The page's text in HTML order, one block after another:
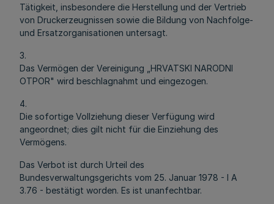
Tätigkeit, insbesondere die Herstellung und der Vertrieb
von Druckerzeugnissen sowie die Bildung von Nachfolge-
und Ersatzorganisationen untersagt.
3.
Das Vermögen der Vereinigung „HRVATSKI NARODNI
OTPOR" wird beschlagnahmt und eingezogen.
4.
Die sofortige Vollziehung dieser Verfügung wird
angeordnet; dies gilt nicht für die Einziehung des
Vermögens.
Das Verbot ist durch Urteil des
Bundesverwaltungsgerichts vom 25. Januar 1978 - I A
3.76 - bestätigt worden. Es ist unanfechtbar.